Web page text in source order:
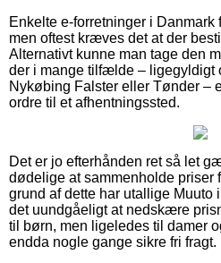
Enkelte e-forretninger i Danmark
men oftest kræves det at der
Alternativt kunne man tage den
der i mange tilfælde – ligegyldigt
Nykøbing Falster eller Tønder –
ordre til et afhentningssted.
Det er jo efterhånden ret så let
dødelige at sammenholde priser
grund af dette har utallige Muuto
det uundgåeligt at nedskære
til børn, men ligeledes til damer
endda nogle gange sikre fri fragt.